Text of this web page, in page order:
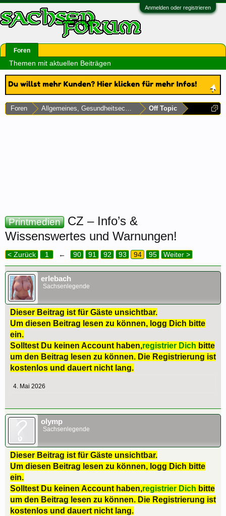
Anmelden oder registrieren
Foren Allgemeines, Gesundheitsecke & Umfragen
Off Topic
Printmedien
CZ – Info’s &
Wissenswertes und Warnungen!
< Zurück 1 ← 90 91 92 93 94 95 Weiter >
erlebach
Sachsenlegende
Dieser Beitrag ist für Gäste unsichtbar.
Um diesen Beitrag lesen zu können, logg Dich bitte
ein.
Solltest Du keinen Account haben,registrier Dich bitte
um den Beitrag lesen zu können. Die Registrierung ist
kostenlos und dauert nicht lang.
4. Mai 2026
olymp
Sachsenlegende
Dieser Beitrag ist für Gäste unsichtbar.
Um diesen Beitrag lesen zu können, logg Dich bitte
ein.
Solltest Du keinen Account haben,registrier Dich bitte
um den Beitrag lesen zu können. Die Registrierung ist
kostenlos und dauert nicht lang.
Foren
Themen mit aktuellen Beiträgen